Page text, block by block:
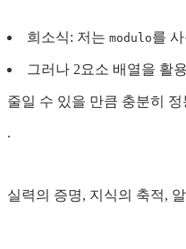
희소식: 저는 modulo를
그러나 2요소 배열을 활
줄일 수 있을 만큼 충분히
.
실력의 증명, 지식의 축적,